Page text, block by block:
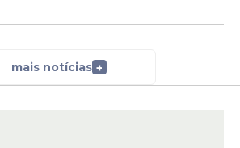
mais notícias +